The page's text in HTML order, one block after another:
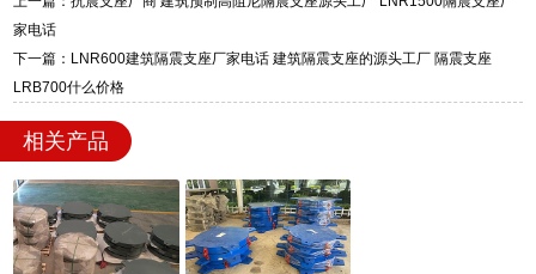
家电话
下一篇：LNR600建筑隔震支座厂家电话 建筑隔震支座的源头工厂 隔震支座
LRB700什么价格
相关产品